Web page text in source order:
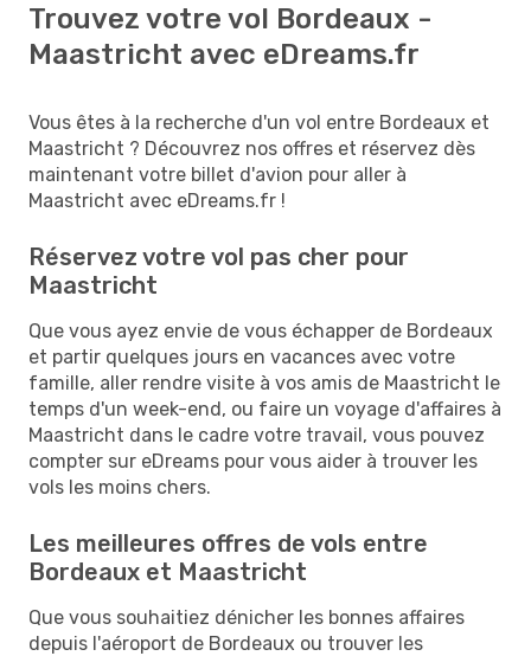
Trouvez votre vol Bordeaux -
Maastricht avec eDreams.fr
Vous êtes à la recherche d'un vol entre Bordeaux et
Maastricht ? Découvrez nos offres et réservez dès
maintenant votre billet d'avion pour aller à
Maastricht avec eDreams.fr !
Réservez votre vol pas cher pour
Maastricht
Que vous ayez envie de vous échapper de Bordeaux
et partir quelques jours en vacances avec votre
famille, aller rendre visite à vos amis de Maastricht le
temps d'un week-end, ou faire un voyage d'affaires à
Maastricht dans le cadre votre travail, vous pouvez
compter sur eDreams pour vous aider à trouver les
vols les moins chers.
Les meilleures offres de vols entre
Bordeaux et Maastricht
Que vous souhaitiez dénicher les bonnes affaires
depuis l'aéroport de Bordeaux ou trouver les